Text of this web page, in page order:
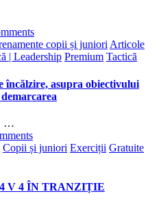
copii și juniori Articole
| Leadership Premium Tactică
încălzire, asupra obiectivului
…
Copii și juniori Exerciții Gratuite
V 4 ÎN TRANZIȚIE